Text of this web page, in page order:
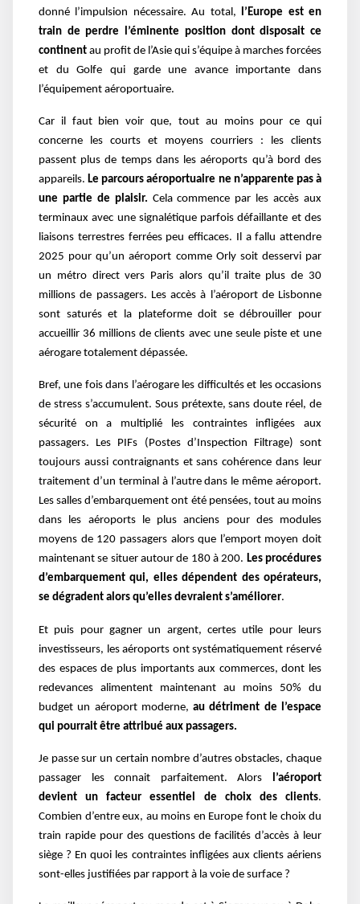
donné l’impulsion nécessaire. Au total,
l’Europe est en
train de perdre l’éminente position dont disposait ce
continent au profit de l’Asie qui s’équipe à marches forcées
et du Golfe qui garde une avance importante dans
l’équipement aéroportuaire.
Car il faut bien voir que, tout au moins pour ce qui
concerne les courts et moyens courriers : les clients
passent plus de temps dans les aéroports qu’à bord des
appareils.Le parcours aéroportuaire ne n’apparente pas à
une partie de plaisir. Cela commence par les accès aux
terminaux avec une signalétique parfois défaillante et des
liaisons terrestres ferrées peu efficaces. Il a fallu attendre
2025 pour qu’un aéroport comme Orly soit desservi par
un métro direct vers Paris alors qu’il traite plus de 30
millions de passagers. Les accès à l’aéroport de Lisbonne
sont saturés et la plateforme doit se débrouiller pour
accueillir 36 millions de clients avec une seule piste et une
aérogare totalement dépassée.
Bref, une fois dans l’aérogare les difficultés et les occasions
de stress s’accumulent. Sous prétexte, sans doute réel, de
sécurité on a multiplié les contraintes infligées aux
passagers. Les PIFs (Postes d’Inspection Filtrage) sont
toujours aussi contraignants et sans cohérence dans leur
traitement d’un terminal à l’autre dans le même aéroport.
Les salles d’embarquement ont été pensées, tout au moins
dans les aéroports le plus anciens pour des modules
moyens de 120 passagers alors que l’emport moyen doit
maintenant se situer autour de 180 à 200. Les procédures
d’embarquement qui, elles dépendent des opérateurs,
se dégradent alors qu’elles devraient s’améliorer.
Et puis pour gagner un argent, certes utile pour leurs
investisseurs, les aéroports ont systématiquement réservé
des espaces de plus importants aux commerces, dont les
redevances alimentent maintenant au moins 50% du
budget un aéroport moderne,au détriment de l’espace
qui pourrait être attribué aux passagers.
Je passe sur un certain nombre d’autres obstacles, chaque
passager les connait parfaitement. Alors l’aéroport
devient un facteur essentiel de choix des clients.
Combien d’entre eux, au moins en Europe font le choix du
train rapide pour des questions de facilités d’accès à leur
siège ? En quoi les contraintes infligées aux clients aériens
sont-elles justifiées par rapport à la voie de surface ?